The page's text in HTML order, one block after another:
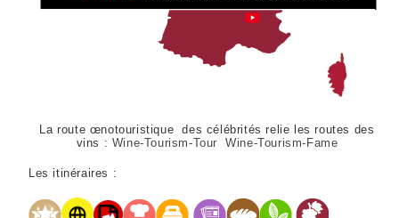
La route œnotouristique des célébrités relie les routes des
vins : Wine-Tourism-Tour Wine-Tourism-Fame
Les itinéraires :